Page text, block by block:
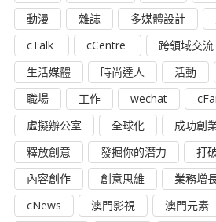
動漫
雜誌 多媒體設計
cTalk
cCentre 跨領域交流
生活媒體
時尚達人 活動
職場
工作 wechat
虛擬辦公室
全球化 成功創
釋放創意
發掘你的潛力 打
內容創作
創意思維 業務增
cNews
澳門影視 澳門元素